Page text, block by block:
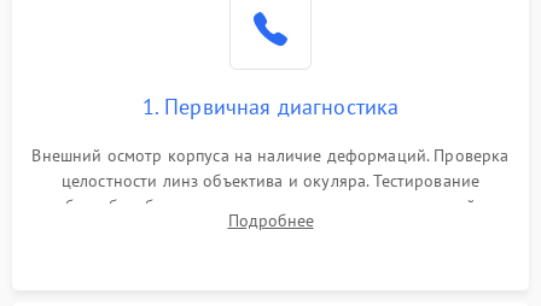
1. Первичная диагностика
Внешний осмотр корпуса на наличие деформаций. Проверка
целостности линз объектива и окуляра. Тестирование
работы барабанчиков ввода поправок, кольца отстройки
параллакса и зума. Выявление сколов, внутренних
Подробнее